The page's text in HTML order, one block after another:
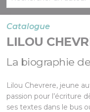
Catalogue
LILOU
La biographie
Lilou Chevrere, jeune
passion pour l’écriture
ses textes dans le bus